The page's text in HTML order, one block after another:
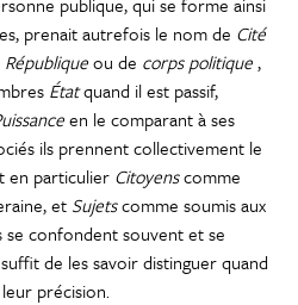
prenait autrefois le nom de Cité
Républiqueou de corps politique,
Étatquand il est passif,
en le comparant à ses
ils prennent collectivement le
en particulier Citoyenscomme
et Sujetscomme soumis aux
se confondent souvent et se
de les savoir distinguer quand
précision.